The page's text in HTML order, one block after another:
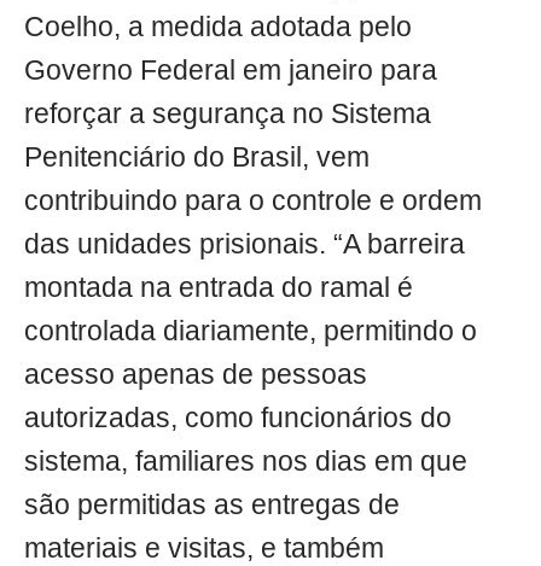
Coelho, a medida adotada pelo
Governo Federal em janeiro para
reforçar a segurança no Sistema
Penitenciário do Brasil, vem
contribuindo para o controle e ordem
das unidades prisionais. “A barreira
montada na entrada do ramal é
controlada diariamente, permitindo o
acesso apenas de pessoas
autorizadas, como funcionários do
sistema, familiares nos dias em que
são permitidas as entregas de
materiais e visitas, e também